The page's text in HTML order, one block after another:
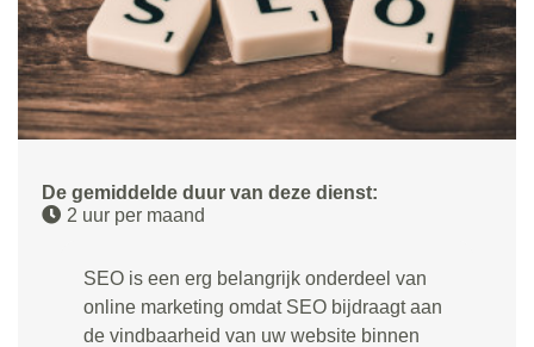
De gemiddelde duur van deze dienst:
2 uur per maand
SEO is een erg belangrijk onderdeel van
online marketing omdat SEO bijdraagt aan
de vindbaarheid van uw website binnen